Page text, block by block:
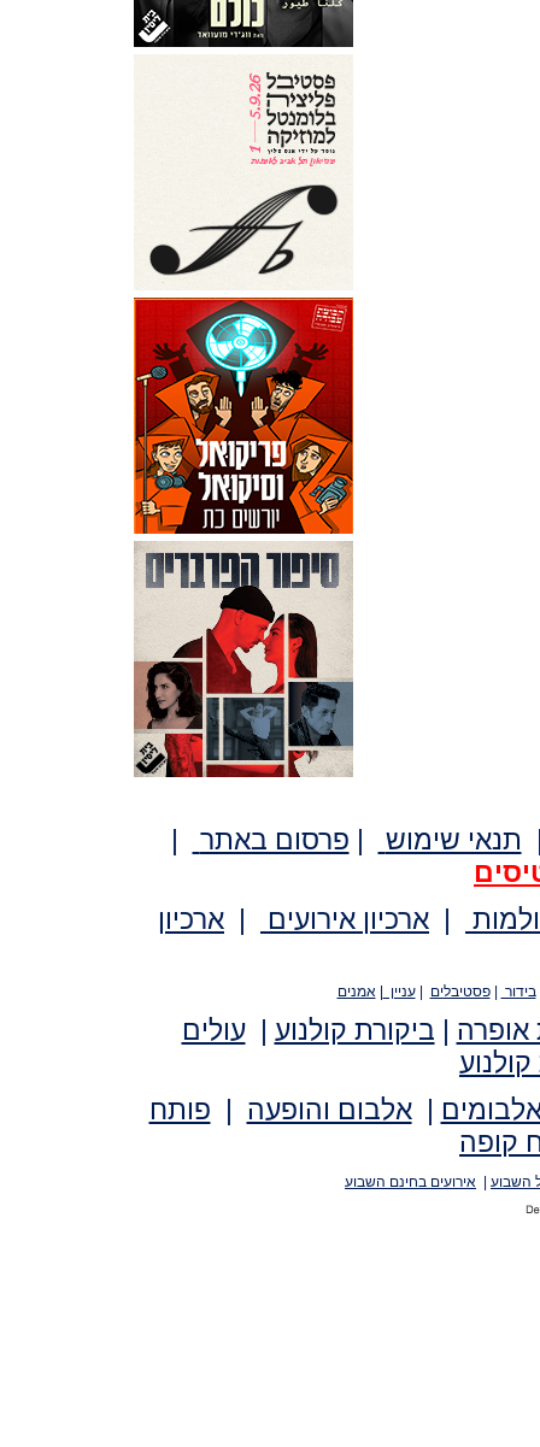
תנאי שימוש | פרסום באתר
|
| ארכיון אירועים | ארכיון
בידור |פסטיבלים |עניין |אמנים
אופרה | ביקורת קולנוע |עולים
קולנוע
|אלבום והופעה | פותח
קופה
השבוע אירועים בחינם השבוע